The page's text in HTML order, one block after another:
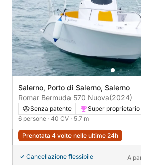
Salerno, Porto di Salerno, Salerno
Romar Bermuda 570 Nuova(2024)
Senza patente
Super proprietario
6 persone · 40 CV · 5.7 m
Prenotata 4 volte nelle ultime 24h
Cancellazione flessibile A